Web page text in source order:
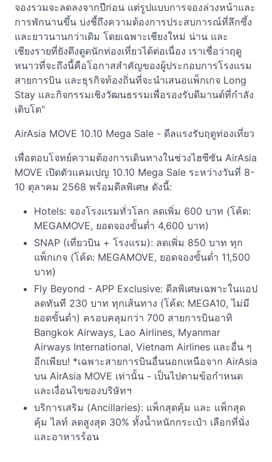
จองรวมจะลดลงจากปีก่อน แต่รูปแบบการจองล่วงหน้าและ
การพักนานขึ้น บ่งชี้ถึงความต้องการประสบการณ์ที่ลึกซึ้ง
และยาวนานกว่าเดิม โดยเฉพาะเชียงใหม่ น่าน และ
เชียงรายที่ยังดึงดูดนักท่องเที่ยวได้ต่อเนื่อง เราเชื่อว่าฤดู
หนาวที่จะถึงนี้คือโอกาสสำคัญของผู้ประกอบการโรงแรม
สายการบิน และธุรกิจท้องถิ่นที่จะนำเสนอแพ็กเกจ Long
Stay และกิจกรรมเชิงวัฒนธรรมเพื่อรองรับดีมานด์ที่กำลัง
เติบโต"
AirAsia MOVE 10.10 Mega Sale - ดีลแรงรับฤดูท่องเที่ยว
เพื่อตอบโจทย์ความต้องการเดินทางในช่วงไฮซีซัน AirAsia
MOVE เปิดตัวแคมเปญ 10.10 Mega Sale ระหว่างวันที่ 8-
10 ตุลาคม 2568 พร้อมดีลพิเศษ ดังนี้:
Hotels: จองโรงแรมทั่วโลก ลดเพิ่ม 600 บาท (โค้ด:
MEGAMOVE, ยอดจองขั้นต่ำ 4,600 บาท)
SNAP (เที่ยวบิน + โรงแรม): ลดเพิ่ม 850 บาท ทุก
แพ็กเกจ (โค้ด: MEGAMOVE, ยอดจองขั้นต่ำ 11,500
บาท)
Fly Beyond - APP Exclusive: ดีลพิเศษเฉพาะในแอป
ลดทันที 230 บาท ทุกเส้นทาง (โค้ด: MEGA10, ไม่มี
ยอดขั้นต่ำ) ครอบคลุมกว่า 700 สายการบินอาทิ
Bangkok Airways, Lao Airlines, Myanmar
Airways International, Vietnam Airlines และอื่น ๆ
อีกเพียบ! *เฉพาะสายการบินอื่นนอกเหนือจาก AirAsia
บน AirAsia MOVE เท่านั้น - เป็นไปตามข้อกำหนด
และเงื่อนไขของบริษัทฯ
บริการเสริม (Ancillaries): แพ็กสุดคุ้ม และ แพ็กสุด
คุ้ม ไลท์ ลดสูงสุด 30% ทั้งน้ำหนักกระเป๋า เลือกที่นั่ง
และอาหารร้อน